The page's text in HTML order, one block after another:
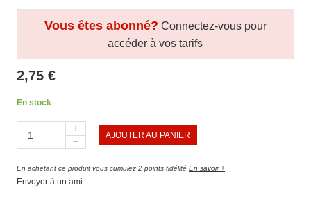
2,75 €
En stock
Vous êtes abonné? Connectez-vous pour
accéder à vos tarifs
AJOUTER AU PANIER
En achetant ce produit vous cumulez 2 points fidélité En savoir +
Envoyer à un ami